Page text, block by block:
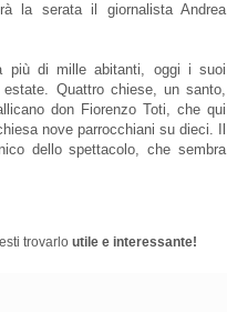
la serata il giornalista Andrea
più di mille abitanti, oggi i suoi
Quattro chiese, un santo,
don Fiorenzo Toti, che qui
nove parrocchiani su dieci. Il
dello spettacolo, che sembra
trovarlo utile e interessante!